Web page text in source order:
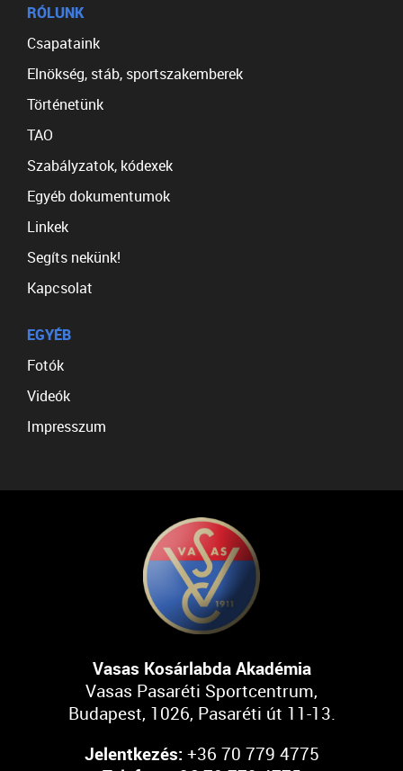
RÓLUNK
Csapataink
Elnökség, stáb, sportszakemberek
Történetünk
TAO
Szabályzatok, kódexek
Egyéb dokumentumok
Linkek
Segíts nekünk!
Kapcsolat
EGYÉB
Fotók
Videók
Impresszum
Vasas Kosárlabda Akadémia
Vasas Pasaréti Sportcentrum,
Budapest, 1026, Pasaréti út 11-13.
Jelentkezés: +36 70 779 4775